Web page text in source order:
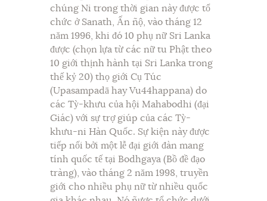
chúng Ni trong thời gian này được tổ
chức ở Sanath, Ấn ñộ, vào tháng 12
năm 1996, khi đó 10 phụ nữ Sri Lanka
được (chọn lựa từ các nữ tu Phật theo
10 giới thịnh hành tại Sri Lanka trong
thế kỷ 20) thọ giới Cụ Túc
(Upasampadā hay Vu44happana) do
các Tỳ-khưu của hội Mahabodhi (đại
Giác) với sự trợ giúp của các Tỳ-
khưu-ni Hàn Quốc. Sự kiện này được
tiếp nối bởi một lễ đại giới đàn mang
tính quốc tế tại Bodhgaya (Bồ đề đạo
tràng), vào tháng 2 năm 1998, truyền
giới cho nhiều phụ nữ từ nhiều quốc